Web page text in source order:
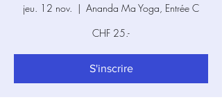
jeu. 12 nov.
  |
Ananda Ma Yoga, Entrée C
CHF 25.-
S'inscrire